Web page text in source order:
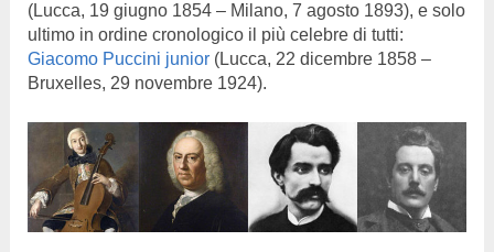
(Lucca, 19 giugno 1854 – Milano, 7 agosto 1893), e solo
ultimo in ordine cronologico il più celebre di tutti:
Giacomo Puccini junior(Lucca, 22 dicembre 1858 –
Bruxelles, 29 novembre 1924).